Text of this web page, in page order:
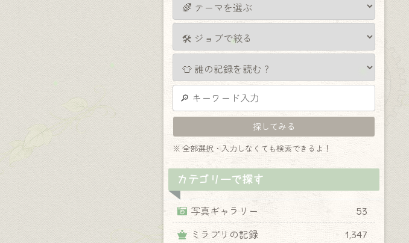
※ 全部選択・入力しなくても検索できるよ！
カテゴリーで探す
写真ギャラリー
53
ミラプリの記録
1,347